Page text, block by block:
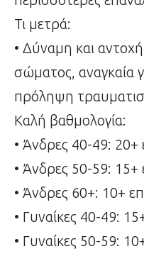
Τι μετρά:
• Δύναμη και
σώματος, αναγκαία
πρόληψη
Καλή βαθμολογία:
• Άνδρες 40-49: 20+
• Άνδρες 50-59: 15+
• Άνδρες 60+: 10+
• Γυναίκες 40-49:
• Γυναίκες 50-59: